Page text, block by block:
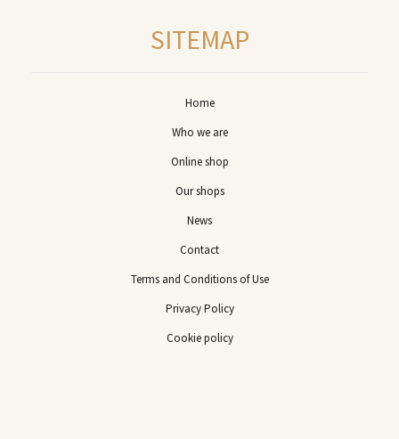
SITEMAP
Home
Who we are
Online shop
Our shops
News
Contact
Terms and Conditions of Use
Privacy Policy
Cookie policy